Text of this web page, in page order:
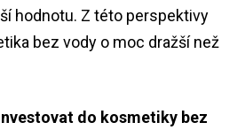
hodnotu. Z této perspektivy
bez vody o moc dražší než
do kosmetiky bez